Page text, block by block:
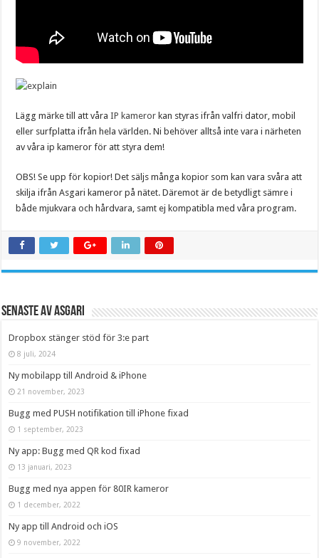
Lägg märke till att våraIP kameror kan styras ifrån valfri dator, mobil
eller surfplatta ifrån hela världen. Ni behöver alltså inte vara i närheten
av våra ip kameror för att styra dem!
OBS! Se upp för kopior! Det säljs många kopior som kan vara svåra att
skilja ifrån Asgari kameror på nätet. Däremot är de betydligt sämre i
både mjukvara och hårdvara, samt ej kompatibla med våra program.
Senaste av Asgari
Dropbox stänger stöd för 3:e part
8 juli, 2024
Ny mobilapp till Android & iPhone
21 november, 2023
Bugg med PUSH notifikation till iPhone fixad
1 september, 2023
Ny app: Bugg med QR kod fixad
13 januari, 2023
Bugg med nya appen för 80IR kameror
1 december, 2022
Ny app till Android och iOS
9 november, 2022